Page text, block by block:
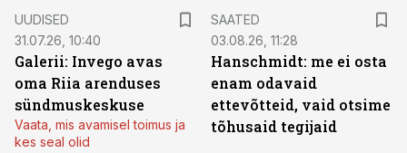
UUDISED
31.07.26, 10:40
Galerii: Invego avas
oma Riia arenduses
sündmuskeskuse
Vaata, mis avamisel toimus ja
kes seal olid
SAATED
03.08.26, 11:28
Hanschmidt: me ei osta
enam odavaid
ettevõtteid, vaid otsime
tõhusaid tegijaid